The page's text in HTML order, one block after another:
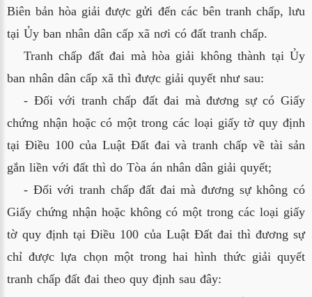
Biên bản hòa giải được gửi đến các bên tranh chấp, lưu
tại Ủy ban nhân dân cấp xã nơi có đất tranh chấp.
Tranh chấp đất đai mà hòa giải không thành tại Ủy
ban nhân dân cấp xã thì được giải quyết như sau:
- Đối với tranh chấp đất đai mà đương sự có Giấy
chứng nhận hoặc có một trong các loại giấy tờ quy định
tại Điều 100 của Luật Đất đai và tranh chấp về tài sản
gắn liền với đất thì do Tòa án nhân dân giải quyết;
- Đối với tranh chấp đất đai mà đương sự không có
Giấy chứng nhận hoặc không có một trong các loại giấy
tờ quy định tại Điều 100 của Luật Đất đai thì đương sự
chỉ được lựa chọn một trong hai hình thức giải quyết
tranh chấp đất đai theo quy định sau đây: